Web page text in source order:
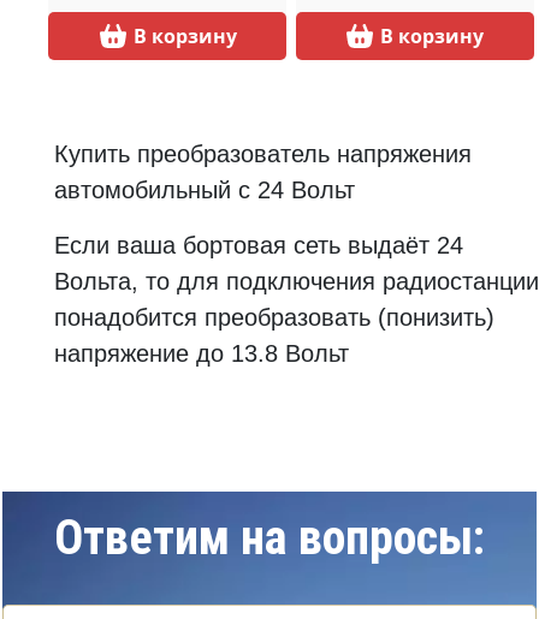
В корзину В корзину
Купить преобразователь напряжения
автомобильный с 24 Вольт
Если ваша бортовая сеть выдаёт 24
Вольта, то для подключения радиостанции
понадобится преобразовать (понизить)
напряжение до 13.8 Вольт
Ответим на вопросы: